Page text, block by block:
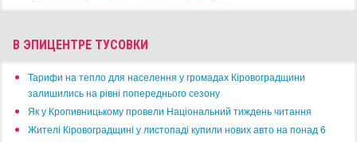
В ЭПИЦЕНТРЕ ТУСОВКИ
​Тарифи на тепло для населення у громадах Кіровоградщини
залишились на рівні попереднього сезону
​Як у Кропивницькому провели Національний тиждень читання
​Жителі Кіровоградщині у листопаді купили нових авто на понад 6